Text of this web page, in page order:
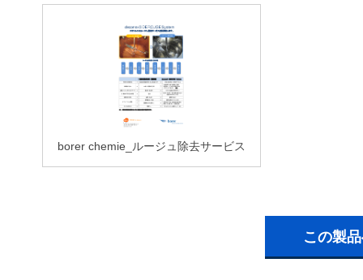
borer chemie_ルージュ除去サービス
この製